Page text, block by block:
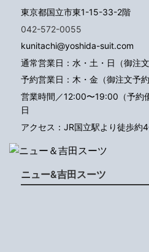
東京都国立市東1-15-33-2階
042-572-0055
kunitachi@yoshida-suit.com
通常営業日：水・土・日（御注
予約営業日：木・金（御注文予約
営業時間／12:00〜19:00（予約
日
アクセス：JR国立駅より徒歩約
ニュー&吉田スーツ